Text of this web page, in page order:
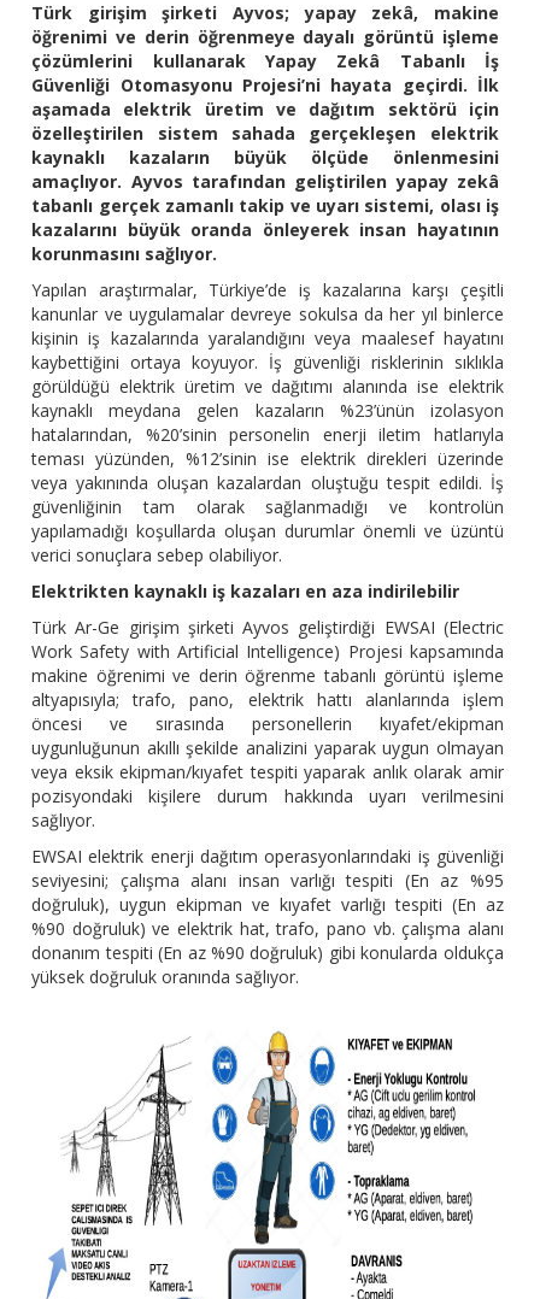
Türk girişim şirketi Ayvos; yapay zekâ, makine
öğrenimi ve derin öğrenmeye dayalı görüntü işleme
çözümlerini kullanarak Yapay Zekâ Tabanlı İş
Güvenliği Otomasyonu Projesi’ni hayata geçirdi. İlk
aşamada elektrik üretim ve dağıtım sektörü için
özelleştirilen sistem sahada gerçekleşen elektrik
kaynaklı kazaların büyük ölçüde önlenmesini
amaçlıyor. Ayvos tarafından geliştirilen yapay zekâ
tabanlı gerçek zamanlı takip ve uyarı sistemi, olası iş
kazalarını büyük oranda önleyerek insan hayatının
korunmasını sağlıyor.
Yapılan araştırmalar, Türkiye’de iş kazalarına karşı çeşitli
kanunlar ve uygulamalar devreye sokulsa da her yıl binlerce
kişinin iş kazalarında yaralandığını veya maalesef hayatını
kaybettiğini ortaya koyuyor. İş güvenliği risklerinin sıklıkla
görüldüğü elektrik üretim ve dağıtımı alanında ise elektrik
kaynaklı meydana gelen kazaların %23’ünün izolasyon
hatalarından, %20’sinin personelin enerji iletim hatlarıyla
teması yüzünden, %12’sinin ise elektrik direkleri üzerinde
veya yakınında oluşan kazalardan oluştuğu tespit edildi. İş
güvenliğinin tam olarak sağlanmadığı ve kontrolün
yapılamadığı koşullarda oluşan durumlar önemli ve üzüntü
verici sonuçlara sebep olabiliyor.
Elektrikten kaynaklı iş kazaları en aza indirilebilir
Türk Ar-Ge girişim şirketi Ayvos geliştirdiği EWSAI (Electric
Work Safety with Artificial Intelligence) Projesi kapsamında
makine öğrenimi ve derin öğrenme tabanlı görüntü işleme
altyapısıyla; trafo, pano, elektrik hattı alanlarında işlem
öncesi ve sırasında personellerin kıyafet/ekipman
uygunluğunun akıllı şekilde analizini yaparak uygun olmayan
veya eksik ekipman/kıyafet tespiti yaparak anlık olarak amir
pozisyondaki kişilere durum hakkında uyarı verilmesini
sağlıyor.
EWSAI elektrik enerji dağıtım operasyonlarındaki iş güvenliği
seviyesini; çalışma alanı insan varlığı tespiti (En az %95
doğruluk), uygun ekipman ve kıyafet varlığı tespiti (En az
%90 doğruluk) ve elektrik hat, trafo, pano vb. çalışma alanı
donanım tespiti (En az %90 doğruluk) gibi konularda oldukça
yüksek doğruluk oranında sağlıyor.